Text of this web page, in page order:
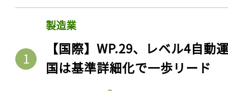
製造業
【国際】WP.29、レベル4自動
国は基準詳細化で一歩リード